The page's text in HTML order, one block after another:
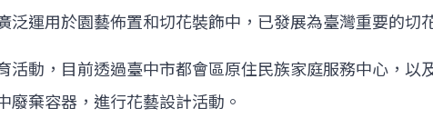
運用於園藝佈置和切花裝飾中，已發展為臺灣重要的切
動，目前透過臺中市都會區原住民族家庭服務中心，以
棄容器，進行花藝設計活動。